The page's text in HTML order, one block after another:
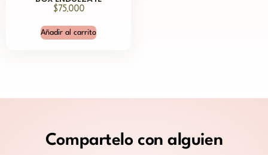
$ 75,000
Añadir al carrito
Compartelo con alguien